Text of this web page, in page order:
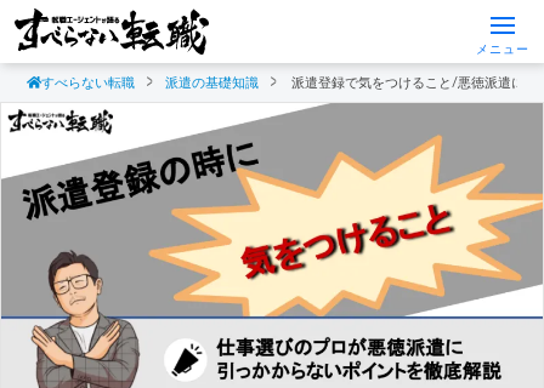
メニュー
すべらない転職 派遣の基礎知識 派遣登録で気をつけること/悪徳派遣に引